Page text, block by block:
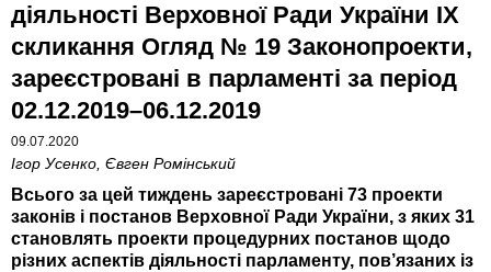
діяльності Верховної Ради України ІХ
скликання Огляд № 19 Законопроекти,
зареєстровані в парламенті за період
02.12.2019–06.12.2019
09.07.2020
Ігор Усенко, Євген Ромінський
Всього за цей тиждень зареєстровані 73 проекти
законів і постанов Верховної Ради України, з яких 31
становлять проекти процедурних постанов щодо
різних аспектів діяльності парламенту, пов’язаних із